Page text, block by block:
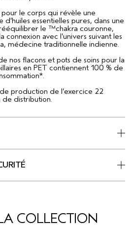
le corps qui révèle une
essentielles pures, dans une
le ™chakra couronne,
avec l’univers suivant les
médecine traditionnelle indienne.
nos flacons et pots de soins pour la
en PET contiennent 100 % de
production de l’exercice 22
de distribution.
COLLECTION